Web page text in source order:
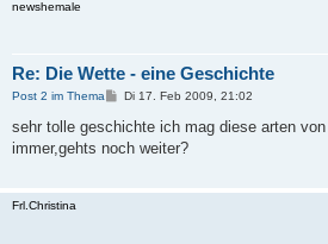
newshemale
Re: Die Wette - eine Geschichte
Post 2 im Thema
B
i
r
Di 17. Feb 2009, 21:02
sehr tolle geschichte ich mag diese arten
immer,gehts noch weiter?
Frl.Christina